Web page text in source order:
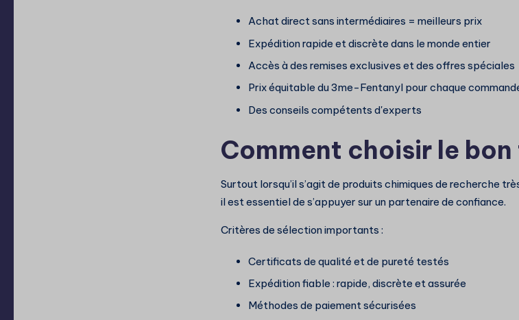
Achat direct sans intermédiaires = meilleurs prix
Expédition rapide et discrète dans le monde entier
Accès à des remises exclusives et des offres spéciales
Prix équitable du 3me-Fentanyl pour chaque
Des conseils compétents d'experts
Comment choisir le
Surtout lorsqu’il s’agit de produits chimiques de recherche
il est essentiel de s’appuyer sur un partenaire de confiance.
Critères de sélection importants :
Certificats de qualité et de pureté testés
Expédition fiable : rapide, discrète et assurée
Méthodes de paiement sécurisées